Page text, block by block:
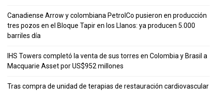
Canadiense Arrow y colombiana PetrolCo pusieron en producción
tres pozos en el Bloque Tapir en los Llanos: ya producen 5.000
barriles día
IHS Towers completó la venta de sus torres en Colombia y Brasil a
Macquarie Asset por US$952 millones
Tras compra de unidad de terapias de restauración cardiovascular